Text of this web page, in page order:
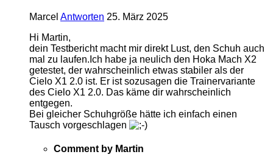
Marcel Antworten 25. März 2025
Hi Martin,
dein Testbericht macht mir direkt Lust, den Schuh auch
mal zu laufen.Ich habe ja neulich den Hoka Mach X2
getestet, der wahrscheinlich etwas stabiler als der
Cielo X1 2.0 ist. Er ist sozusagen die Trainervariante
des Cielo X1 2.0. Das käme dir wahrscheinlich
entgegen.
Bei gleicher Schuhgröße hätte ich einfach einen
Tausch vorgeschlagen
Comment by Martin